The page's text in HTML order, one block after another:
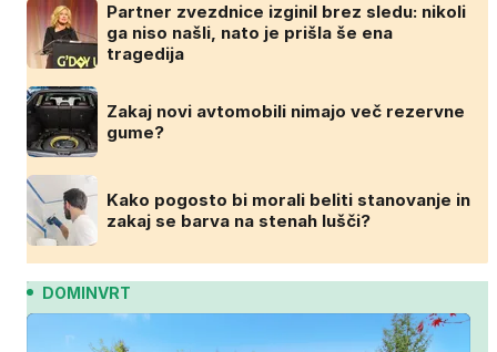
Partner zvezdnice izginil brez sledu: nikoli
ga niso našli, nato je prišla še ena
tragedija
Zakaj novi avtomobili nimajo več rezervne
gume?
Kako pogosto bi morali beliti stanovanje in
zakaj se barva na stenah lušči?
DOMINVRT